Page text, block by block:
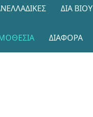
ΔΙΑ ΒΊΟΥ
ΔΙΑΦΟΡΑ